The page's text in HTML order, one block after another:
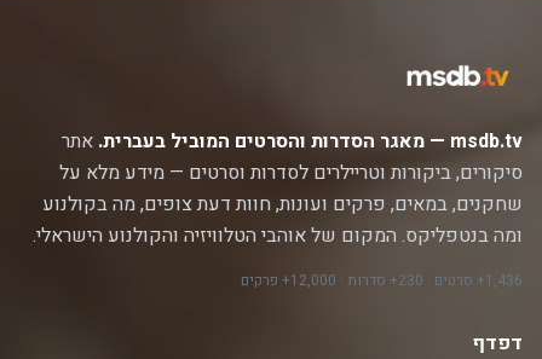
msdb.tv — מאגר הסדרות והסרטים המוביל בעברית.
אתר
סיקורים, ביקורות וטריילרים לסדרות וסרטים — מידע מלא על
שחקנים, במאים, פרקים ועונות, חוות דעת צופים, מה בקולנוע
ומה בנטפליקס. המקום של אוהבי הטלוויזיה והקולנוע הישראלי.
1,436+ סרטים · 230+ סדרות · 12,000+ פרקים
דפדף